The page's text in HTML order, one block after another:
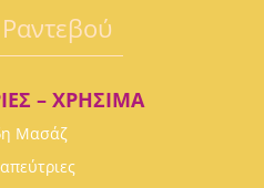
– ΧΡΉΣΙΜΑ
Μασάζ